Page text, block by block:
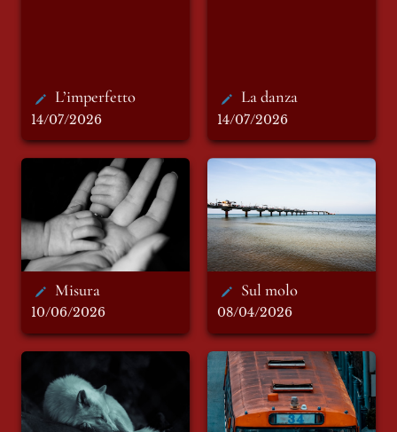
L’imperfetto
14/07/2026
La danza
14/07/2026
Misura
Misura
10/06/2026
Sul molo
Sul molo
08/04/2026
La bestia Scorze d’arancia